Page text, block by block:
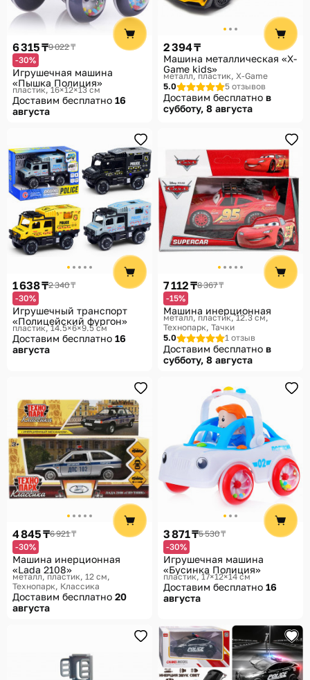
6 315 ₸9 022 ₸
-30%
Игрушечная машина
«Пышка Полиция»
пластик, 16×12×13 см
Доставим бесплатно 16
августа
2 394 ₸
Машина металлическая «X-
Game kids»
металл, пластик X-Game
5.0
5 отзывов
Доставим бесплатно в
субботу, 8 августа
1 638 ₸2 340 ₸
-30%
Игрушечный транспорт
«Полицейский фургон»
пластик, 14.5×6×9.5 см
Доставим бесплатно 16
августа
7 112 ₸8 367 ₸
-15%
Машина инерционная
металл, пластик, 12.3 см
Технопарк, Тачки
5.0
1 отзыв
Доставим бесплатно в
субботу, 8 августа
4 845 ₸6 921 ₸
-30%
Машина инерционная
«Lada 2108»
металл, пластик, 12 см
Технопарк, Классика
Доставим бесплатно 20
августа
3 871 ₸5 530 ₸
-30%
Игрушечная машина
«Бусинка Полиция»
пластик, 17×12×14 см
Доставим бесплатно 16
августа